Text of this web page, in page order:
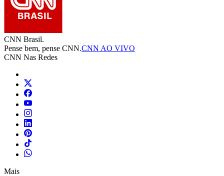
CNN Brasil.
Pense bem, pense CNN.CNN AO VIVO
CNN Nas Redes
Mais